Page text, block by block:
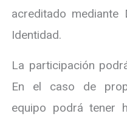
acreditado mediante
Identidad.
La participación
En el caso de
equipo podrá tener